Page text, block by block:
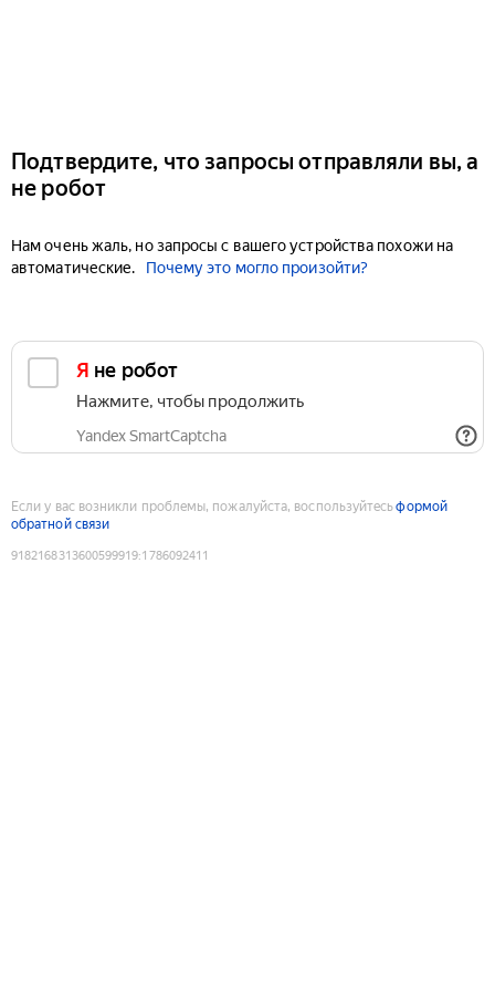
Подтвердите, что запросы отправляли вы, а
не робот
Нам очень жаль, но запросы с вашего устройства похожи на
автоматические.
Почему это могло произойти?
Я не робот
Нажмите, чтобы продолжить
Yandex SmartCaptcha
Если у вас возникли проблемы, пожалуйста, воспользуйтесьформой
обратной связи
9182168313600599919:1786092411